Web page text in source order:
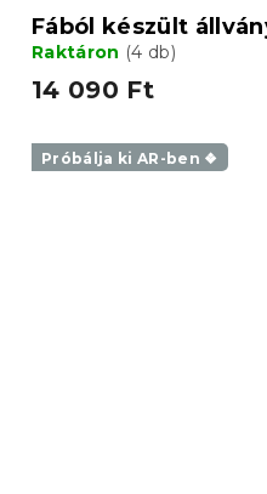
Fából készült
Raktáron (4 db)
14 090 Ft
Próbálja ki AR-ben ❖